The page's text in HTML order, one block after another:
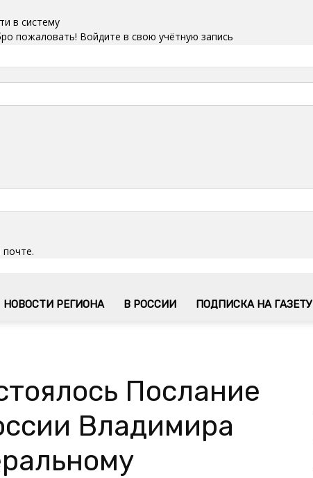
в систему
пожаловать! Войдите в свою учётную запись
НОВОСТИ РЕГИОНА В РОССИИ ПОДПИСКА НА ГАЗЕТУ
Послание
Владимира